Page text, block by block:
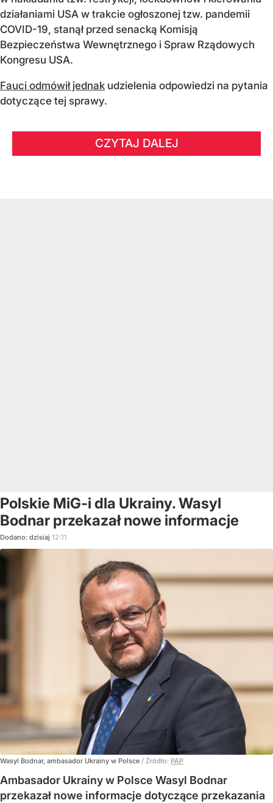
działaniami USA w trakcie ogłoszonej tzw. pandemii
COVID-19, stanął przed senacką Komisją
Bezpieczeństwa Wewnętrznego i Spraw Rządowych
Kongresu USA.
Fauci odmówił jednak udzielenia odpowiedzi na pytania
dotyczące tej sprawy.
CZYTAJ DALEJ
Polskie MiG-i dla Ukrainy. Wasyl
Bodnar przekazał nowe informacje
Dodano: dzisiaj 12:11
Wasyl Bodnar, ambasador Ukrainy w Polsce / Źródło: PAP
Ambasador Ukrainy w Polsce Wasyl Bodnar
przekazał nowe informacje dotyczące przekazania